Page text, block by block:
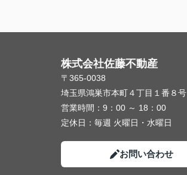
株式会社佐藤不動産
〒365-0038
埼玉県鴻巣市本町４丁目１番８号
営業時間： 9：00 ～ 18：00
定休日： 毎週 火曜日・水曜日
お問い合わせ